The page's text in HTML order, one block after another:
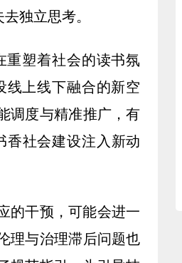
独立思考。
塑着社会的读书氛
线上线下融合的新空
调度与精准推广，有
香社会建设注入新动
干预，可能会进一
理与治理滞后问题也